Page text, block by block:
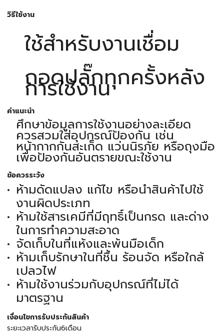
วิธีใช้งาน
ใช้สำหรับงานเชื่อม
ถอดปลั๊กทุกครั้งหลัง
การใช้งาน
คำแนะนำ
ศึกษาข้อมูลการใช้งานอย่างละเอียด
ควรสวมใส่อุปกรณ์ป้องกัน เช่น
หน้ากากกันสะเก็ด แว่นนิรภัย หรือถุงมือ
เพื่อป้องกันอันตรายขณะใช้งาน
ข้อควรระวัง
ห้ามดัดแปลง แก้ไข หรือนำสินค้าไปใช้
งานผิดประเภท
ห้ามใช้สารเคมีที่มีฤทธิ์เป็นกรด และด่าง
ในการทำความสะอาด
จัดเก็บในที่แห้งและพ้นมือเด็ก
ห้ามเก็บรักษาในที่ชื้น ร้อนจัด หรือใกล้
เปลวไฟ
ห้ามใช้งานร่วมกับอุปกรณ์ที่ไม่ได้
มาตรฐาน
เงื่อนไขการรับประกันสินค้า
ระยะเวลารับประกัน6เดือน